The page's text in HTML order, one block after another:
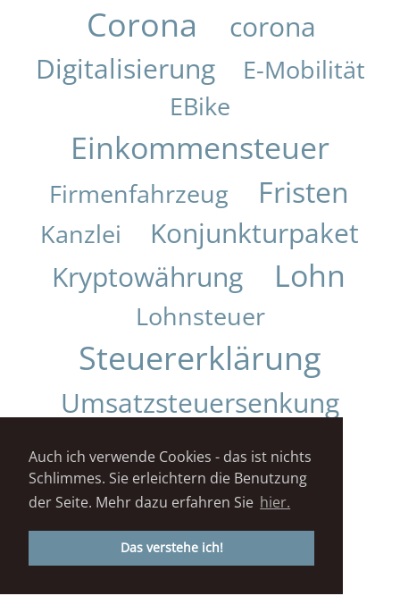
Auch ich verwende Cookies - das ist nichts
Schlimmes. Sie erleichtern die Benutzung
der Seite. Mehr dazu erfahren Sie hier.
Das verstehe ich!
Corona
corona
Digitalisierung
E-Mobilität
EBike
Einkommensteuer
Firmenfahrzeug Fristen
Kanzlei
Konjunkturpaket
Kryptowährung
Lohn
Lohnsteuer
Steuererklärung
Umsatzsteuersenkung
Urteil
Impressum
Datenschutz
STEUERKANZLEI DANIELA KUNZ© 2018